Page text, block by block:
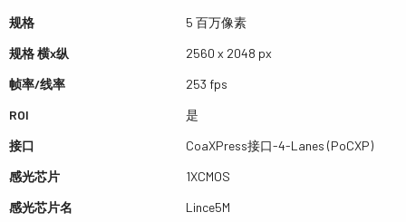
规格
5 百万像素
规格 横x纵
2560 x 2048 px
帧率/线率
253 fps
ROI
是
接口
CoaXPress接口-4-Lanes (PoCXP)
感光芯片
1XCMOS
感光芯片名
Lince5M